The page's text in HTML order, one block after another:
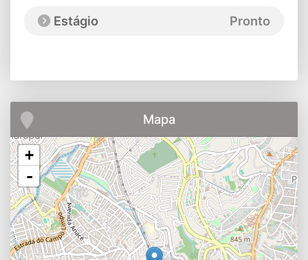
Estágio Pronto
Mapa
+
-